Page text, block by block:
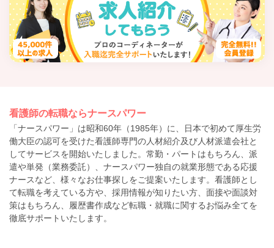
看護師の転職ならナースパワー
「ナースパワー」は昭和60年（1985年）に、日本で初めて厚生労
働大臣の認可を受けた看護師専門の人材紹介及び人材派遣会社と
してサービスを開始いたしました。常勤・パートはもちろん、派
遣や単発（業務委託）、ナースパワー独自の就業形態である応援
ナースなど、様々なお仕事探しをご提案いたします。看護師とし
て転職を考えている方や、採用情報が知りたい方、面接や面談対
策はもちろん、履歴書作成など転職・就職に関するお悩み全てを
徹底サポートいたします。